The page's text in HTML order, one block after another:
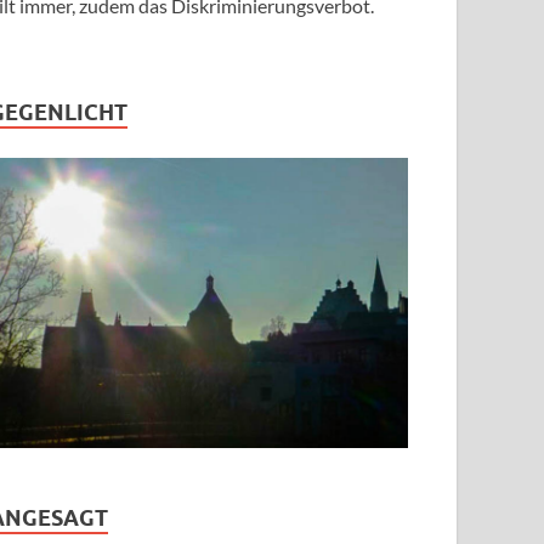
immer, zudem das Diskriminierungsverbot.